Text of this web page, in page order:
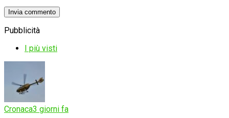
Pubblicità
I più visti
Cronaca3 giorni fa